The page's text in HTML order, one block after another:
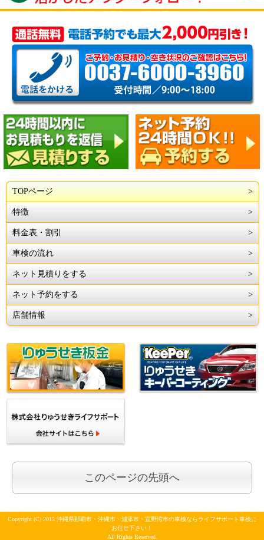
TOPページ
特徴
料金表・割引
車検の流れ
ネット見積りをする
ネット予約をする
店舗情報
このページの先頭へ
Copyright (C) 2015 沖縄県那覇市・沖縄市・浦添市・宜野湾市の車検ならライフサポート車検に
お任せ下さい！
All Rights Reserved.